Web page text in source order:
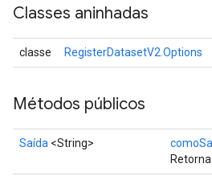
Classes aninhadas
classe RegisterDatasetV2.Options
Métodos públicos
Saída <String>